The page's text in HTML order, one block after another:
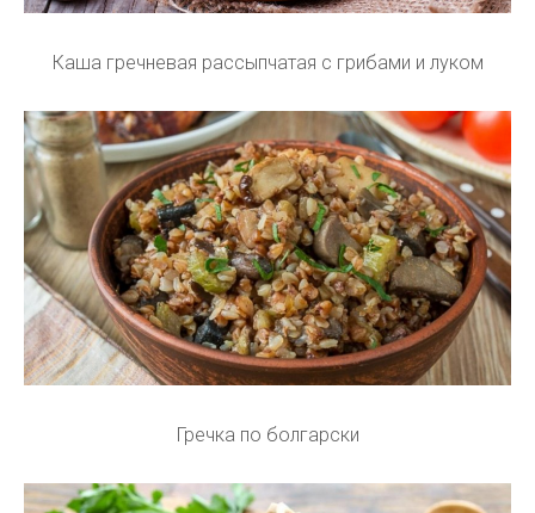
Каша гречневая рассыпчатая с грибами и луком
Гречка по болгарски